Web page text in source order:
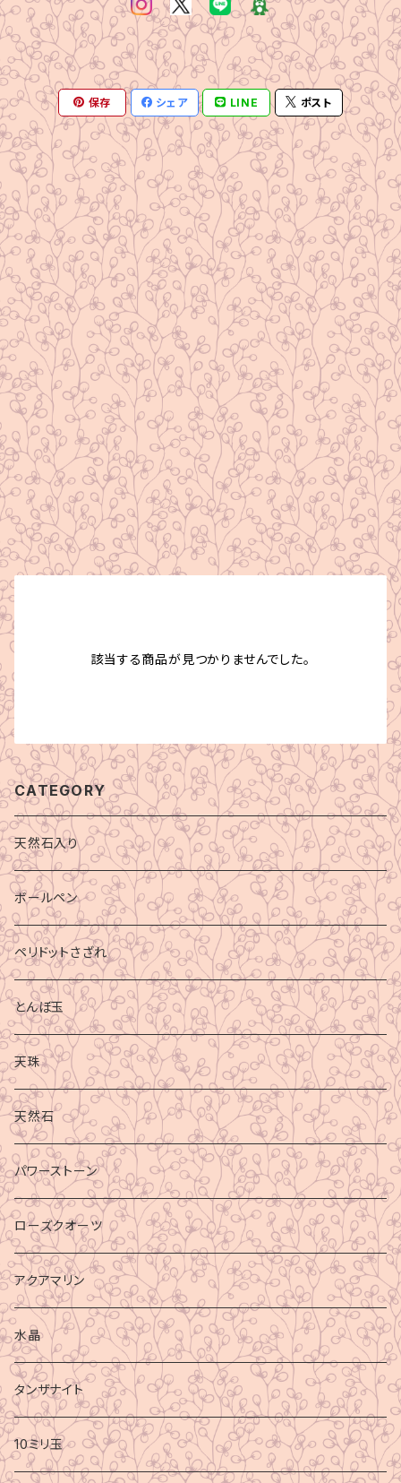
保存 シェア LINE ポスト
該当する商品が見つかりませんでした。
CATEGORY
天然石入り
ボールペン
ペリドットさざれ
とんぼ玉
天珠
天然石
パワーストーン
ローズクオーツ
アクアマリン
水晶
タンザナイト
10ミリ玉